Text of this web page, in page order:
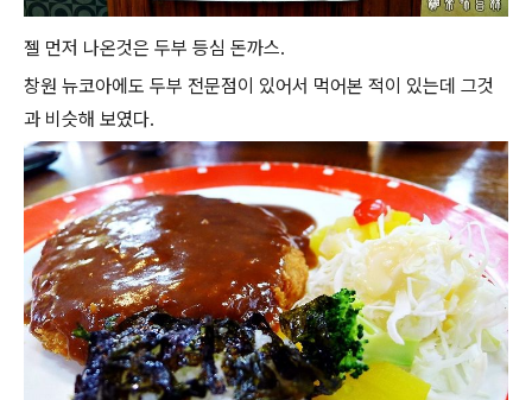
젤 먼저 나온것은 두부 등심 돈까스.
창원 뉴코아에도 두부 전문점이 있어서 먹어본 적이 있는데 그것
과 비슷해 보였다.